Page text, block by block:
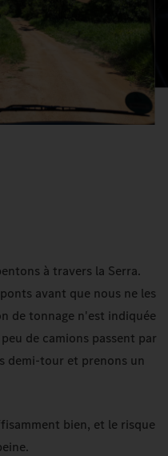
à travers la Serra.
avant que nous ne les
de tonnage n'est indiquée
de camions passent par
demi‑tour et prenons un
bien, et le risque